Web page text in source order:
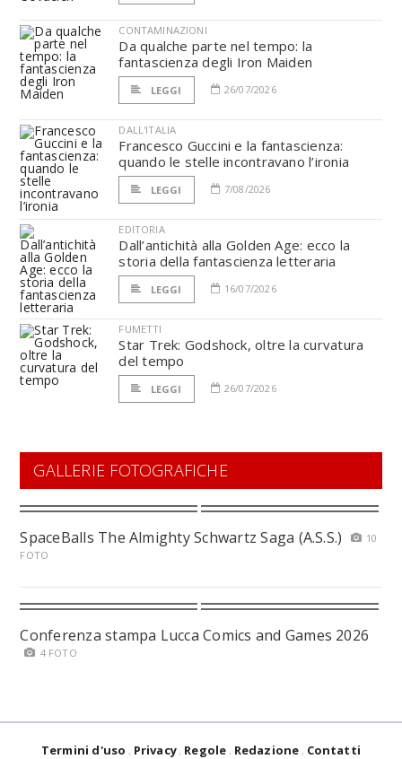
CONTAMINAZIONI
Da qualche parte nel tempo: la
fantascienza degli Iron Maiden
LEGGI 26/07/2026
DALL'ITALIA
Francesco Guccini e la fantascienza:
quando le stelle incontravano l’ironia
LEGGI 7/08/2026
EDITORIA
Dall’antichità alla Golden Age: ecco la
storia della fantascienza letteraria
LEGGI 16/07/2026
FUMETTI
Star Trek: Godshock, oltre la curvatura
del tempo
LEGGI 26/07/2026
GALLERIE FOTOGRAFICHE
SpaceBalls The Almighty Schwartz Saga (A.S.S.)
10
FOTO
Conferenza stampa Lucca Comics and Games 2026
4 FOTO
Termini d'uso Privacy Regole Redazione Contatti